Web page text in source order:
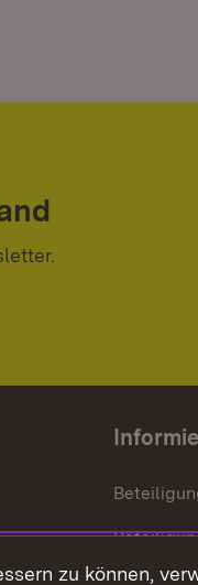
zu können,